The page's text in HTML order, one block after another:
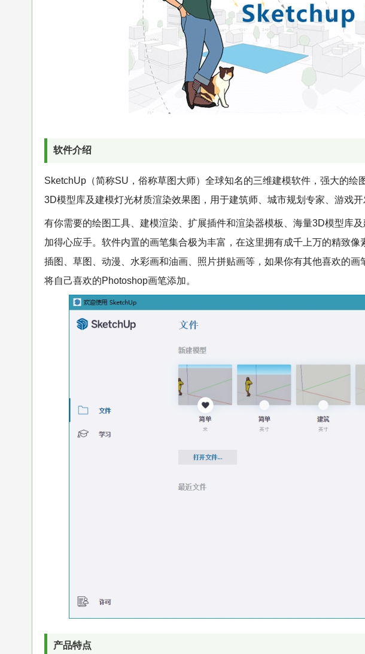
软件介绍
SketchUp（简称SU，俗称草图大师）全球知名的三维建模软件，强大的
3D模型库及建模灯光材质渲染效果图，用于建筑师、城市规划专家、游戏开
有你需要的绘图工具、建模渲染、扩展插件和渲染器模板、海量3D模型库
加得心应手。软件内置的画笔集合极为丰富，在这里拥有成千上万的精致
插图、草图、动漫、水彩画和油画、照片拼贴画等，如果你有其他喜欢的
将自己喜欢的Photoshop画笔添加。
产品特点